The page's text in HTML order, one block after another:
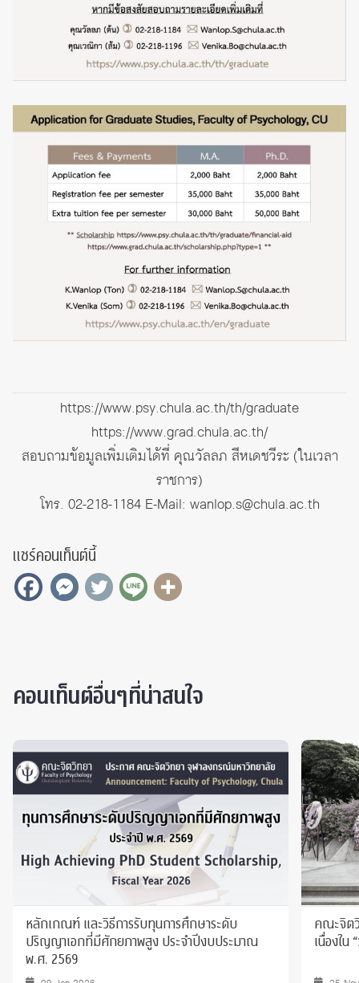
https://www.psy.chula.ac.th/th/graduate
https://www.grad.chula.ac.th/
สอบถามข้อมูลเพิ่มเติมได้ที่ คุณวัลลภ สีหเดชวีระ (ในเวลา
ราชการ)
โทร. 02-218-1184 E-Mail: wanlop.s@chula.ac.th
แชร์คอนเท็นต์นี้
คอนเท็นต์อื่นๆที่น่าสนใจ
หลักเกณฑ์ และวิธีการรับทุนการศึกษาระดับ
ปริญญาเอกที่มีศักยภาพสูง ประจําปีงบประมาณ
พ.ศ. 2569
คณะจิต
เนื่องใน